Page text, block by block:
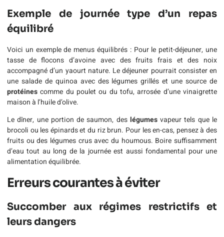
Exemple de journée type d’un repas
équilibré
Voici un exemple de menus équilibrés : Pour le petit-déjeuner, une
tasse de flocons d’avoine avec des fruits frais et des noix
accompagné d’un yaourt nature. Le déjeuner pourrait consister en
une salade de quinoa avec des légumes grillés et une source de
protéines comme du poulet ou du tofu, arrosée d’une vinaigrette
maison à l’huile d’olive.
Le dîner, une portion de saumon, des légumesvapeur tels que le
brocoli ou les épinards et du riz brun. Pour les en-cas, pensez à des
fruits ou des légumes crus avec du houmous. Boire suffisamment
d’eau tout au long de la journée est aussi fondamental pour une
alimentation équilibrée.
Erreurs courantes à éviter
Succomber aux régimes restrictifs et
leurs dangers